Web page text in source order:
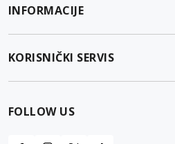
INFORMACIJE
KORISNIČKI SERVIS
FOLLOW US